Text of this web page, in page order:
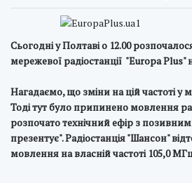
Сьогодні у Полтаві о 12.00
мережевої радіостанції "Europa Plus"
Нагадаємо, що зміни на цій частоті у
Тоді тут було припинено мовлення
розпочато технічний ефір з
презентує". Радіостанція "Шансон"
мовлення на власній частоті 105,0